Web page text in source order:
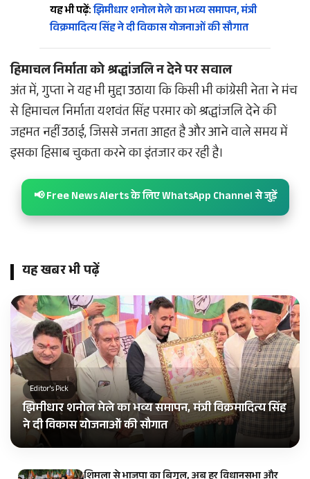
यह भी पढ़ें:झिमीधार शनोल मेले का भव्य समापन, मंत्री
विक्रमादित्य सिंह ने दी विकास योजनाओं की सौगात
हिमाचल निर्माता को श्रद्धांजलि न देने पर सवाल
अंत में, गुप्ता ने यह भी मुद्दा उठाया कि किसी भी कांग्रेसी नेता ने मंच
से हिमाचल निर्माता यशवंत सिंह परमार को श्रद्धांजलि देने की
जहमत नहीं उठाई, जिससे जनता आहत है और आने वाले समय में
इसका हिसाब चुकता करने का इंतजार कर रही है।
📢 Free News Alerts के लिए WhatsApp Channel से जुड़ें
यह खबर भी पढ़ें
Editor's Pick
झिमीधार शनोल मेले का भव्य समापन, मंत्री विक्रमादित्य सिंह
ने दी विकास योजनाओं की सौगात